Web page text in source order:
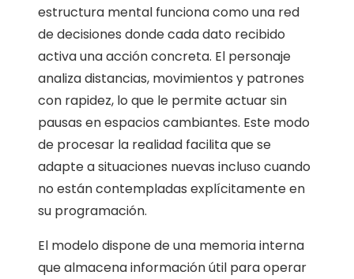
estructura mental funciona como una red
de decisiones donde cada dato recibido
activa una acción concreta. El personaje
analiza distancias, movimientos y patrones
con rapidez, lo que le permite actuar sin
pausas en espacios cambiantes. Este modo
de procesar la realidad facilita que se
adapte a situaciones nuevas incluso cuando
no están contempladas explícitamente en
su programación.
El modelo dispone de una memoria interna
que almacena información útil para operar